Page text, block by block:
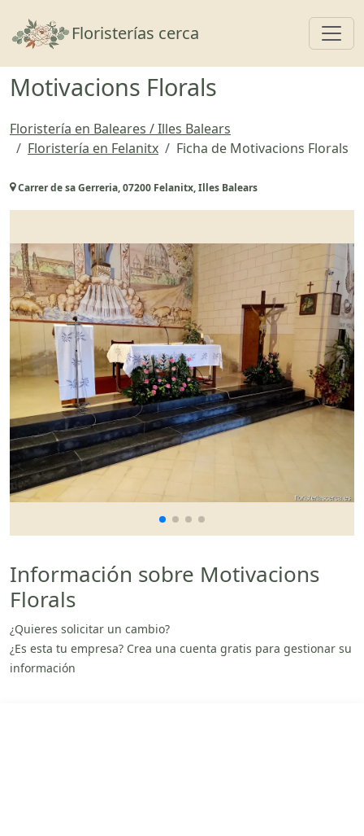
Floristerías cerca
Motivacions Florals
Floristería en Baleares / Illes Balears
Floristería en Felanitx
Ficha de Motivacions Florals
Carrer de sa Gerreria, 07200 Felanitx, Illes Balears
Información sobre Motivacions
Florals
¿Quieres solicitar un cambio?
¿Es esta tu empresa? Crea una cuenta gratis para gestionar su
información